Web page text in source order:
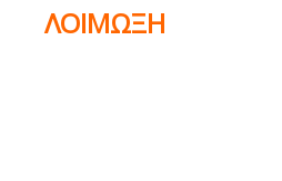
ΛΟΙΜΩΞΗ